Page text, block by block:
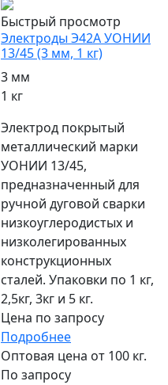
Быстрый просмотр
Электроды Э42А УОНИИ
13/45 (3 мм, 1 кг)
3 мм
1 кг
Электрод покрытый
металлический марки
УОНИИ 13/45,
предназначенный для
ручной дуговой сварки
низкоуглеродистых и
низколегированных
конструкционных
сталей. Упаковки по 1 кг,
2,5кг, 3кг и 5 кг.
Цена по запросу
Подробнее
Оптовая цена от 100 кг.
По запросу